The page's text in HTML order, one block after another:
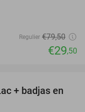
Regulier €79,50
€29,50
37%
+ badjas en